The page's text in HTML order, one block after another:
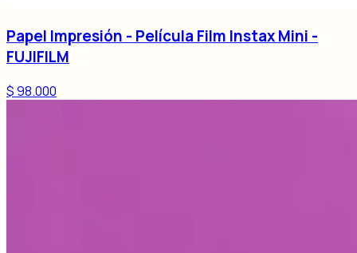
Papel Impresión - Película Film Instax Mini -
FUJIFILM
$ 98.000